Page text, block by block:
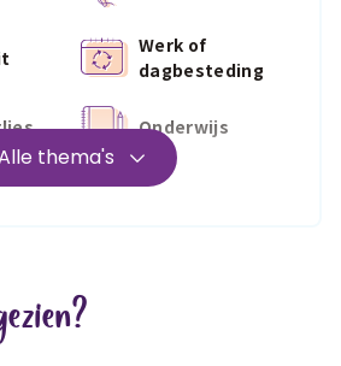
Werk of
dagbesteding
Onderwijs
Wonen
thema's